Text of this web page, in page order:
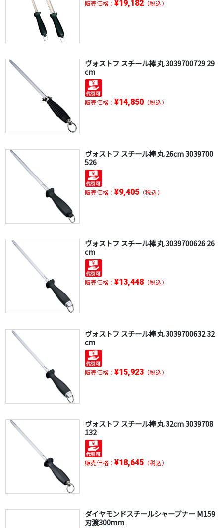
販売価格： ¥19,182（税込）
ヴォストフ スチール棒 丸 3039700729 29
cm
販売価格： ¥14,850（税込）
ヴォストフ スチール棒 丸 26cm 3039700
526
販売価格： ¥9,405（税込）
ヴォストフ スチール棒 丸 3039700626 26
cm
販売価格： ¥13,448（税込）
ヴォストフ スチール棒 丸 3039700632 32
cm
販売価格： ¥15,923（税込）
ヴォストフ スチール棒 丸 32cm 3039708
132
販売価格： ¥18,645（税込）
ダイヤモンドスチールシャープナー M159
刃渡300mm